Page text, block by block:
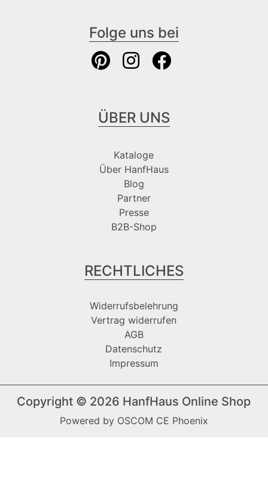
Folge uns bei
ÜBER UNS
Kataloge
Über HanfHaus
Blog
Partner
Presse
B2B-Shop
RECHTLICHES
Widerrufsbelehrung
Vertrag widerrufen
AGB
Datenschutz
Impressum
Copyright © 2026 HanfHaus Online Shop
Powered by OSCOM CE Phoenix